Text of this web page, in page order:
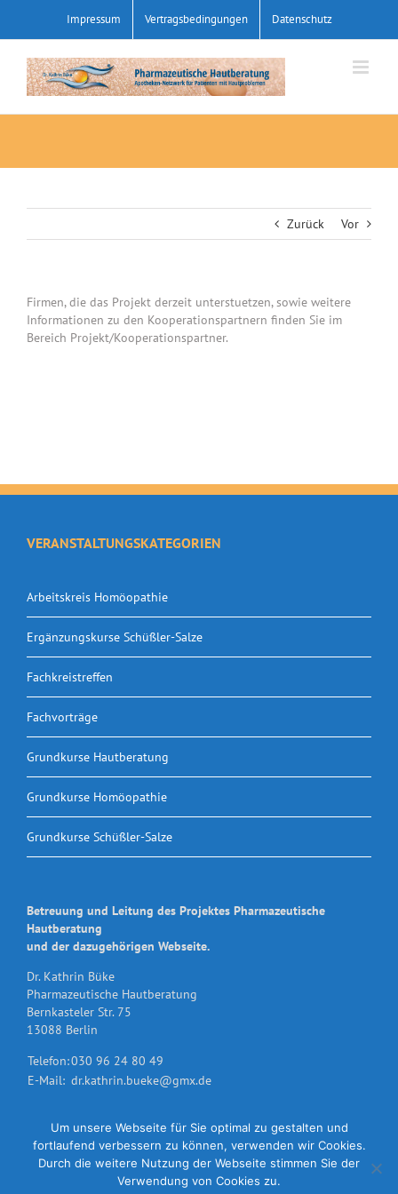
springen
Impressum Vertragsbedingungen Datenschutz
Zurück Vor
Firmen, die das Projekt derzeit unterstuetzen, sowie weitere
Informationen zu den Kooperationspartnern finden Sie im
Bereich Projekt/Kooperationspartner.
VERANSTALTUNGSKATEGORIEN
Arbeitskreis Homöopathie
Ergänzungskurse Schüßler-Salze
Fachkreistreffen
Fachvorträge
Grundkurse Hautberatung
Grundkurse Homöopathie
Grundkurse Schüßler-Salze
Betreuung und Leitung des Projektes Pharmazeutische
Hautberatung
und der dazugehörigen Webseite.
Dr. Kathrin Büke
Pharmazeutische Hautberatung
Bernkasteler Str. 75
13088 Berlin
Telefon:030 96 24 80 49
E-Mail: dr.kathrin.bueke@gmx.de
Um unsere Webseite für Sie optimal zu gestalten und
fortlaufend verbessern zu können, verwenden wir Cookies.
Durch die weitere Nutzung der Webseite stimmen Sie der
Verwendung von Cookies zu.